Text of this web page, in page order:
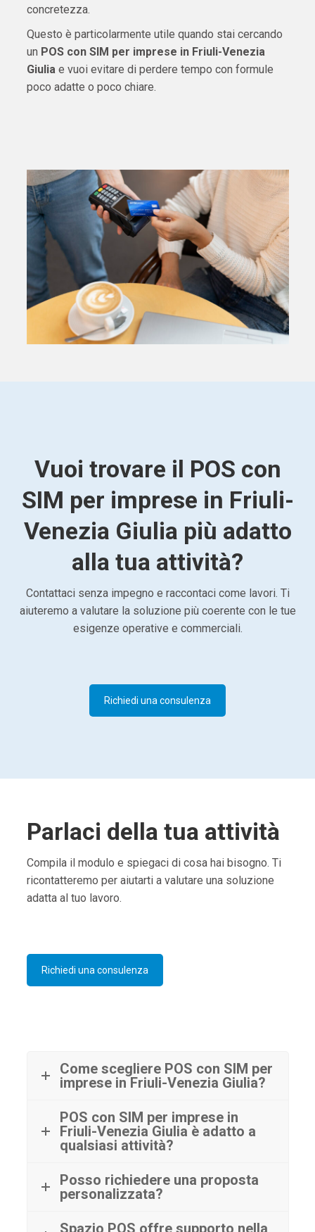
concretezza.
Questo è particolarmente utile quando stai cercando
un POS con SIM per imprese in Friuli-Venezia
Giuliae vuoi evitare di perdere tempo con formule
poco adatte o poco chiare.
Vuoi trovare il POS con
SIM per imprese in Friuli-
Venezia Giulia più adatto
alla tua attività?
Contattaci senza impegno e raccontaci come lavori. Ti
aiuteremo a valutare la soluzione più coerente con le tue
esigenze operative e commerciali.
Richiedi una consulenza
Parlaci della tua attività
Compila il modulo e spiegaci di cosa hai bisogno. Ti
ricontatteremo per aiutarti a valutare una soluzione
adatta al tuo lavoro.
Richiedi una consulenza
Come scegliere POS con SIM per
imprese in Friuli-Venezia Giulia?
POS con SIM per imprese in
Friuli-Venezia Giulia è adatto a
qualsiasi attività?
Posso richiedere una proposta
personalizzata?
Spazio POS offre supporto nella